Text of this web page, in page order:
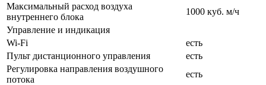
Максимальный расход воздуха
внутреннего блока
1000 куб. м/ч
Управление и индикация
Wi-Fi
есть
Пульт дистанционного управления
есть
Регулировка направления воздушного
потока
есть